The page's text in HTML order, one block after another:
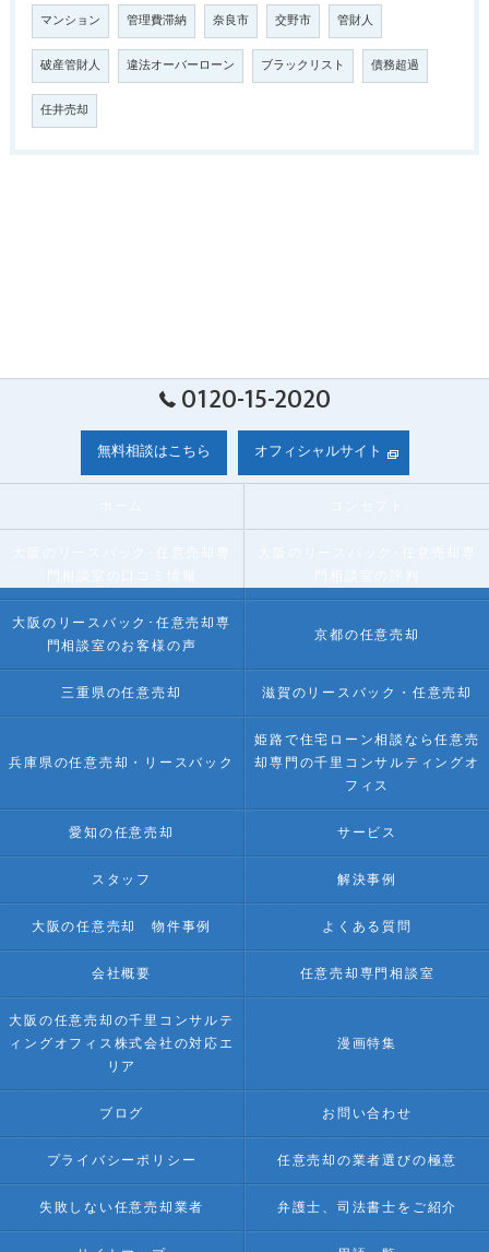
マンション 管理費滞納 奈良市 交野市 管財人
破産管財人 違法オーバーローン ブラックリスト 債務超過
任井売却
0120-15-2020
無料相談はこちら オフィシャルサイト
大阪のリースバック･任意売却専
門相談室のお客様の声
京都の任意売却
三重県の任意売却 滋賀のリースバック・任意売却
兵庫県の任意売却・リースバック
姫路で住宅ローン相談なら任意売
却専門の千里コンサルティングオ
フィス
愛知の任意売却 サービス
スタッフ 解決事例
大阪の任意売却 物件事例 よくある質問
会社概要 任意売却専門相談室
大阪の任意売却の千里コンサルテ
ィングオフィス株式会社の対応エ
リア
漫画特集
ブログ お問い合わせ
プライバシーポリシー 任意売却の業者選びの極意
失敗しない任意売却業者 弁護士、司法書士をご紹介